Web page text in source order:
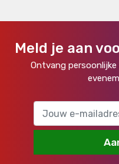
Meld je aan
Ontvang